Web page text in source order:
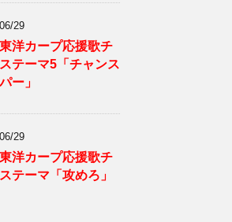
29
洋カープ応援歌チ
テーマ5「チャンス
ー」
29
洋カープ応援歌チ
テーマ「攻めろ」